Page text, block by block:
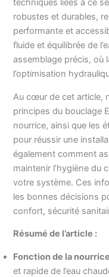
techniques liées à ce
robustes et durables,
performante et
fluide et équilibrée de
assemblage précis, où
l’optimisation
Au cœur de cet article,
principes du bouclage
nourrice, ainsi que les
pour réussir une
également comment
maintenir l’hygiène du
votre système. Ces
les bonnes décisions
confort, sécurité
Résumé de l’article :
Fonction de la
et rapide de l’eau